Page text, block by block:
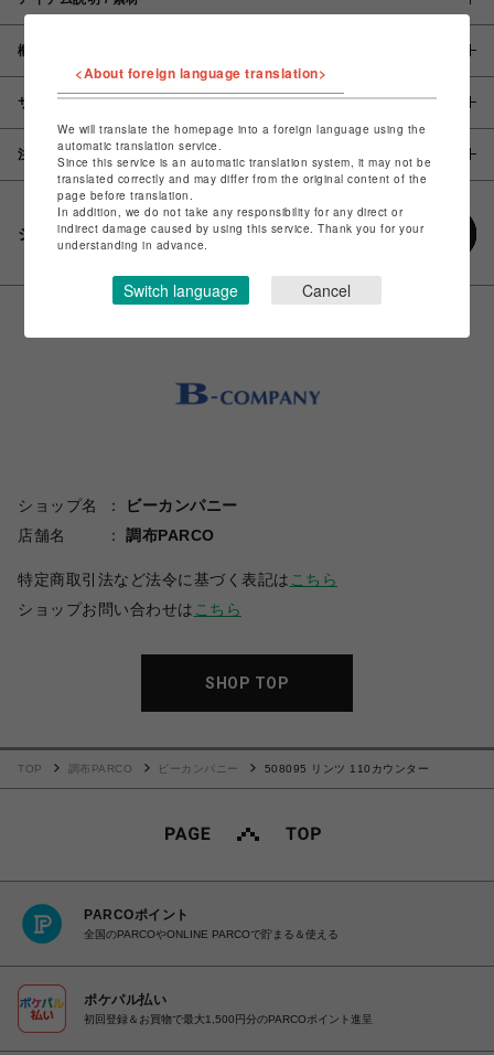
概要
サイズ
注意事項
シェアする
ショップ名
ビーカンパニー
店舗名
調布PARCO
特定商取引法など法令に基づく表記は こちら
ショップお問い合わせは こちら
SHOP TOP
TOP 調布PARCO ビーカンパニー 508095 リンツ 110カウンター
PARCOポイント
全国のPARCOやONLINE PARCOで貯まる＆使える
ポケパル払い
初回登録＆お買物で最大1,500円分のPARCOポイント進呈
<About foreign language translation>
We will translate the homepage into a foreign language using the
automatic translation service.
Since this service is an automatic translation system, it may not be
translated correctly and may differ from the original content of the
page before translation.
In addition, we do not take any responsibility for any direct or
indirect damage caused by using this service. Thank you for your
understanding in advance.
Switch language Cancel